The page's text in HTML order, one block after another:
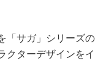
「サガ」シリーズの
クターデザインをイ